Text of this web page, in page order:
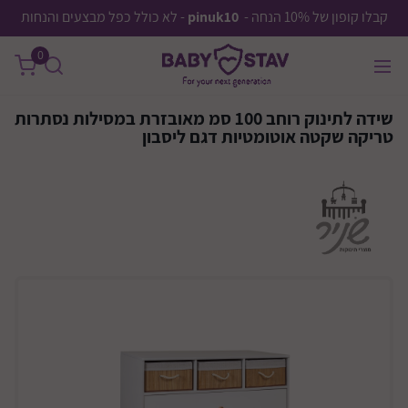
קבלו קופון של 10% הנחה - pinuk10 - לא כולל כפל מבצעים והנחות
0
שידה לתינוק רוחב 100 סמ מאובזרת במסילות נסתרות
טריקה שקטה אוטומטיות דגם ליסבון